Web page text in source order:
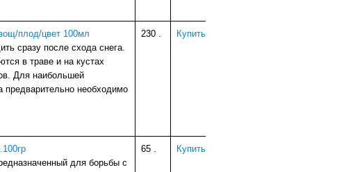
плод/цвет 100мл
сразу после схода снега.
в траве и на кустах
Для наибольшей
предварительно необходимо
230 . Купить
для борьбы с
65 . Купить